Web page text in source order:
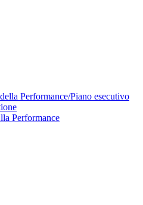
Performance/Piano esecutivo
Performance